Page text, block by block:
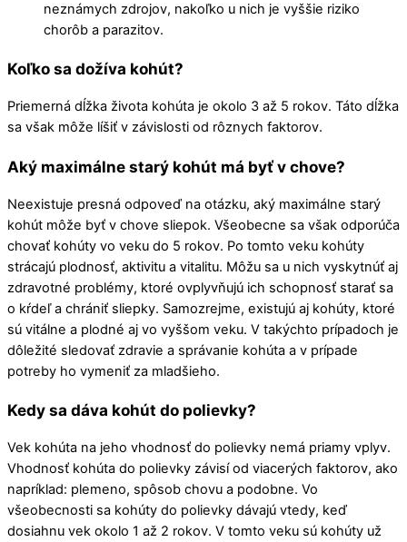
neznámych zdrojov, nakoľko u nich je vyššie riziko
chorôb a parazitov.
Koľko sa dožíva kohút?
Priemerná dĺžka života kohúta je okolo 3 až 5 rokov. Táto dĺžka
sa však môže líšiť v závislosti od rôznych faktorov.
Aký maximálne starý kohút má byť v chove?
Neexistuje presná odpoveď na otázku, aký maximálne starý
kohút môže byť v chove sliepok. Všeobecne sa však odporúča
chovať kohúty vo veku do 5 rokov. Po tomto veku kohúty
strácajú plodnosť, aktivitu a vitalitu. Môžu sa u nich vyskytnúť aj
zdravotné problémy, ktoré ovplyvňujú ich schopnosť starať sa
o kŕdeľ a chrániť sliepky. Samozrejme, existujú aj kohúty, ktoré
sú vitálne a plodné aj vo vyššom veku. V takýchto prípadoch je
dôležité sledovať zdravie a správanie kohúta a v prípade
potreby ho vymeniť za mladšieho.
Kedy sa dáva kohút do polievky?
Vek kohúta na jeho vhodnosť do polievky nemá priamy vplyv.
Vhodnosť kohúta do polievky závisí od viacerých faktorov, ako
napríklad: plemeno, spôsob chovu a podobne. Vo
všeobecnosti sa kohúty do polievky dávajú vtedy, keď
dosiahnu vek okolo 1 až 2 rokov. V tomto veku sú kohúty už